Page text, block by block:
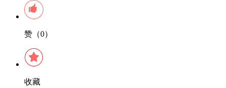
赞（0）
收藏